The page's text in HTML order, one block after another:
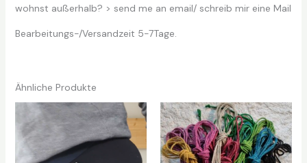
wohnst außerhalb? > send me an email/ schreib mir eine Mail
Bearbeitungs-/Versandzeit 5-7Tage.
Ähnliche Produkte